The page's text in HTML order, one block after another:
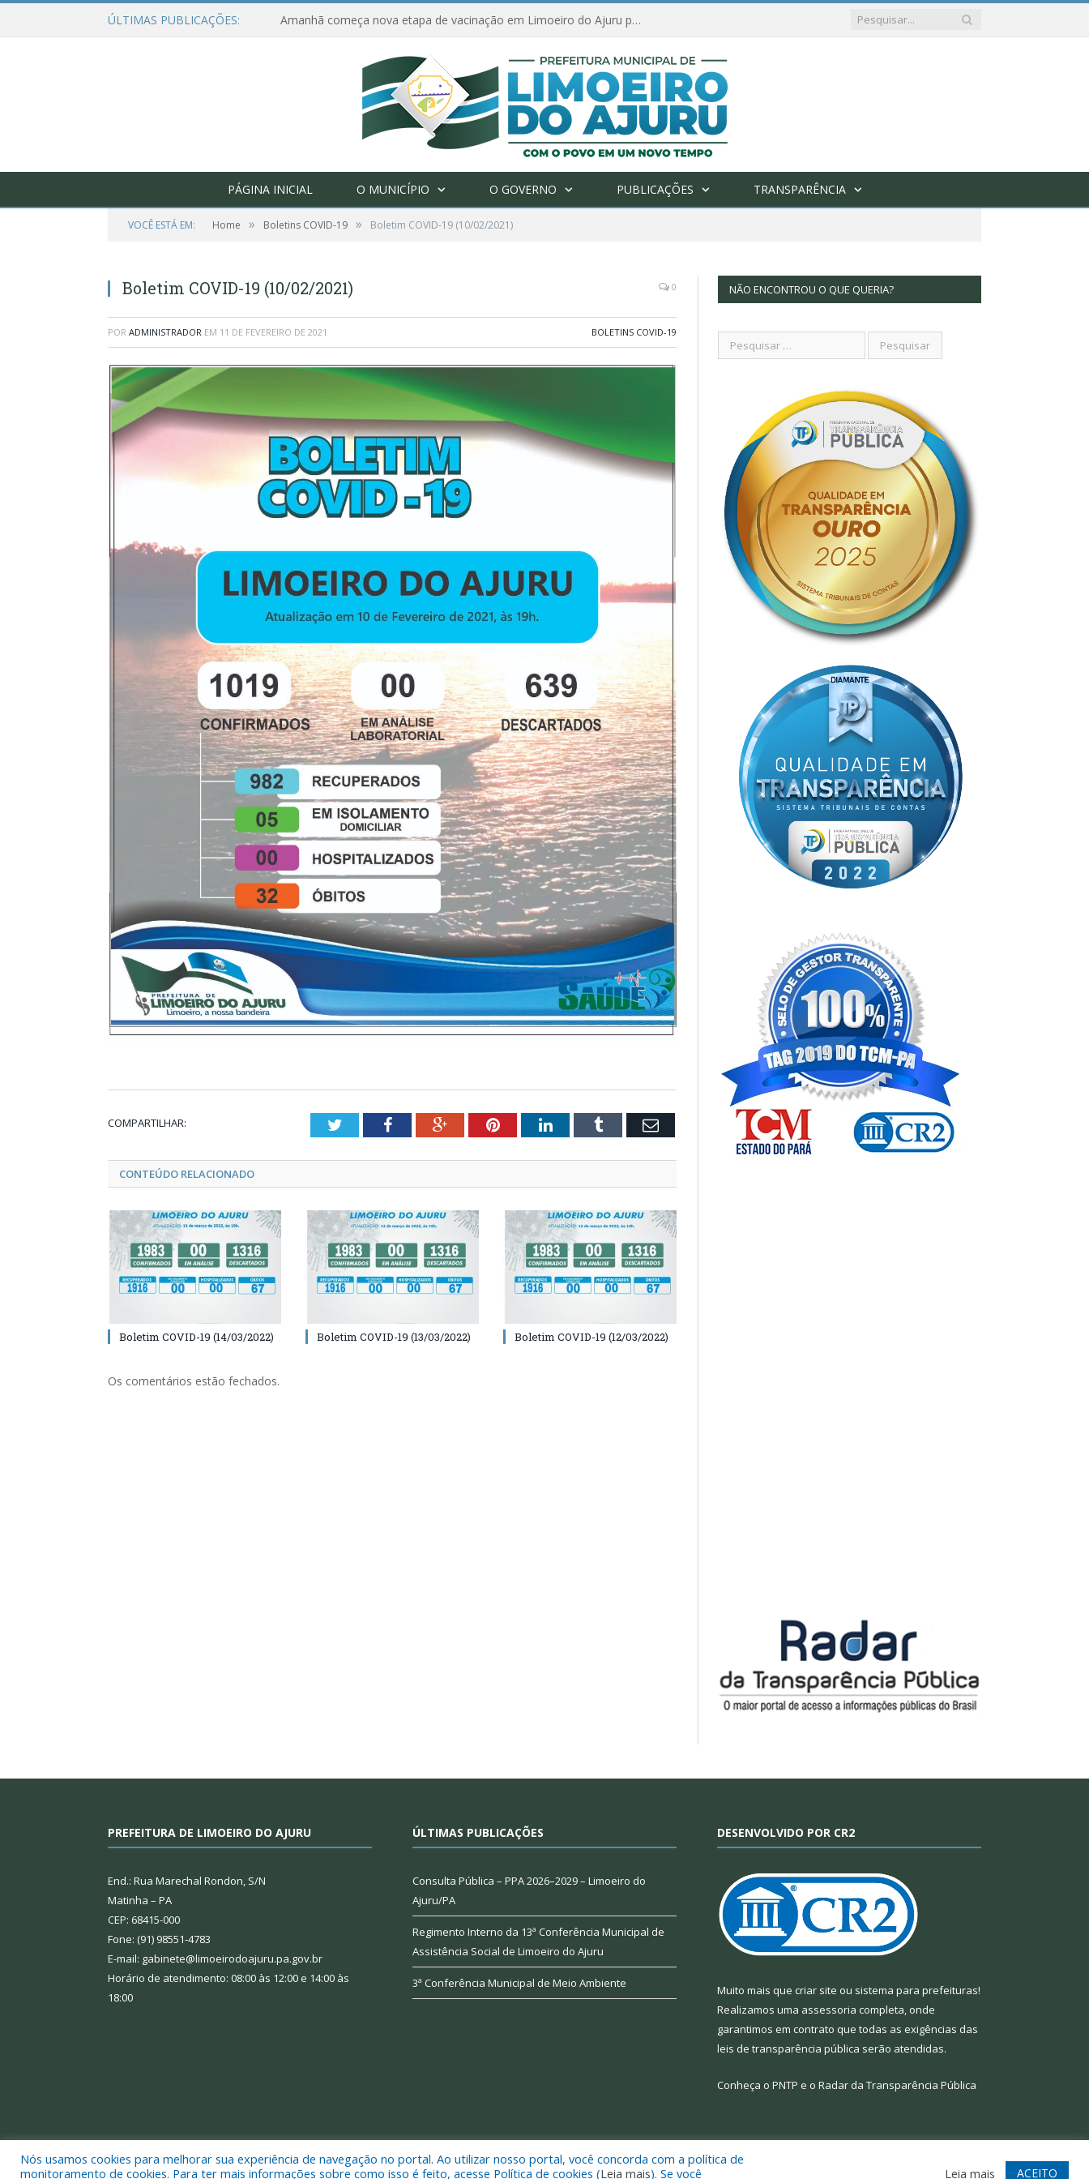
ÚLTIMAS PUBLICAÇÕES: Amanhã começa nova etapa de vacinação em Limoeiro do Ajuru para idosos com 65 ou mais
PÁGINA INICIAL O MUNICÍPIO O GOVERNO PUBLICAÇÕES TRANSPARÊNCIA
VOCÊ ESTÁ EM: Home » Boletins COVID-19 » Boletim COVID-19 (10/02/2021)
Boletim COVID-19 (10/02/2021) 0
POR ADMINISTRADOR EM 11 DE FEVEREIRO DE 2021 BOLETINS COVID-19
COMPARTILHAR: TwitterFacebookGoogle+PinterestLinkedInTumblr Email
CONTEÚDO RELACIONADO
Boletim COVID-19 (14/03/2022) Boletim COVID-19 (13/03/2022) Boletim COVID-19 (12/03/2022)
Os comentários estão fechados.
NÃO ENCONTROU O QUE QUERIA?
PREFEITURA DE LIMOEIRO DO AJURU
End.: Rua Marechal Rondon, S/N
Matinha – PA
CEP: 68415-000
Fone: (91) 98551-4783
E-mail: gabinete@limoeirodoajuru.pa.gov.br
Horário de atendimento: 08:00 às 12:00 e 14:00 às
18:00
ÚLTIMAS PUBLICAÇÕES
Consulta Pública – PPA 2026–2029 – Limoeiro do
Ajuru/PA
Regimento Interno da 13ª Conferência Municipal de
Assistência Social de Limoeiro do Ajuru
3ª Conferência Municipal de Meio Ambiente
DESENVOLVIDO POR CR2
Muito mais que criar site ou sistema para prefeituras!
Realizamos uma assessoria completa, onde
garantimos em contrato que todas as exigências das
leis de transparência pública serão atendidas.
Conheça o PNTP e o Radar da Transparência Pública
Todos os direitos reservados a Prefeitura Municipal de Limoeiro do Ajuru. Mapa do Site Acessar Webmail
Nós usamos cookies para melhorar sua experiência de navegação no portal. Ao utilizar nosso portal, você concorda com a política de
monitoramento de cookies. Para ter mais informações sobre como isso é feito, acesse Política de cookies (Leia mais). Se você Leia mais ACEITO